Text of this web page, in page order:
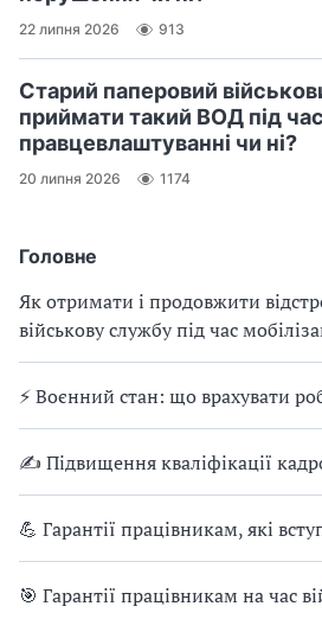
Головне
Як отримати і продовжити
військову службу під час
⚡ Воєнний стан: що врахувати
✍ Підвищення кваліфікації
💪 Гарантії працівникам, які
🎯 Гарантії працівникам на час
22 липня 2026 913
Старий паперовий
приймати такий ВОД під час
правцевлаштуванні чи ні?
20 липня 2026 1174